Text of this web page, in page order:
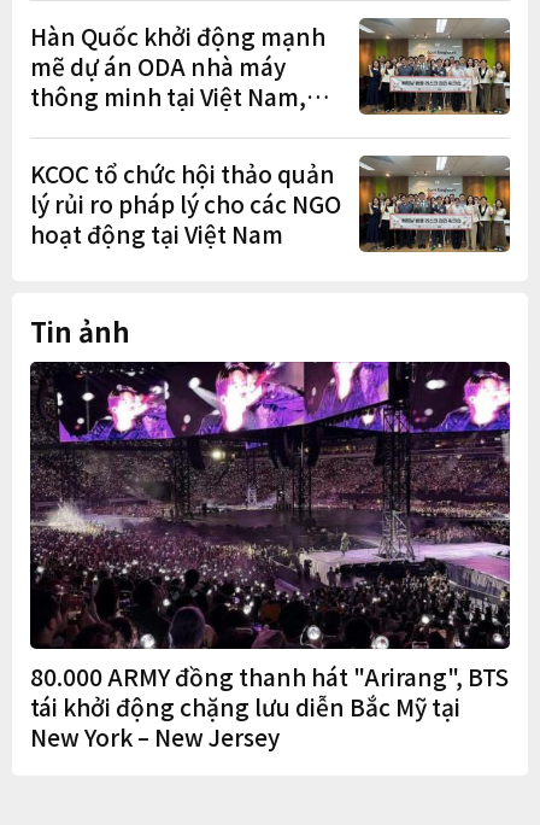
Hàn Quốc khởi động mạnh
mẽ dự án ODA nhà máy
thông minh tại Việt Nam,
KCOC tổ chức hội thảo quản
lý rủi ro pháp lý cho các NGO
hoạt động tại Việt Nam
Tin ảnh
80.000 ARMY đồng thanh hát "Arirang", BTS
tái khởi động chặng lưu diễn Bắc Mỹ tại
New York – New Jersey